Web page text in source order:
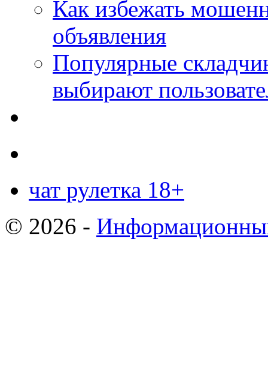
Как избежать
объявления
Популярные
выбирают
чат рулетка 18+
© 2026 -